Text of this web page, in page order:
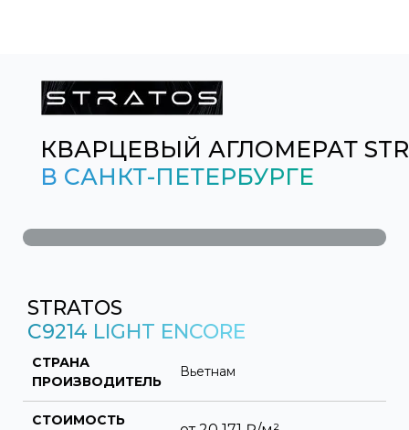
КВАРЦЕВЫЙ АГЛОМЕРАТ
В САНКТ-ПЕТЕРБУРГЕ
STRATOS
C9214 LIGHT ENCORE
СТРАНА
ПРОИЗВОДИТЕЛЬ
Вьетнам
СТОИМОСТЬ